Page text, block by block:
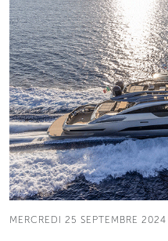
MERCREDI 25 SEPTEMBRE 2024